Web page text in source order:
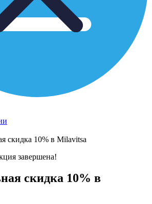
скидка 10% в Milavitsa
завершена!
скидка 10% в